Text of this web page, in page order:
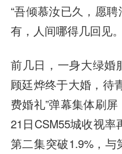
“吾倾慕汝已久，愿
有，人间哪得几回见
前几日，一身大绿婚
顾廷烨终于大婚，待
费婚礼”弹幕集体刷
21日CSM55城收视
第二集突破1.9%，与